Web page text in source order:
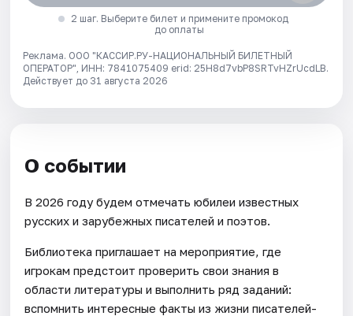
2 шаг. Выберите билет и примените промокод
до оплаты
Реклама. ООО "КАССИР.РУ-НАЦИОНАЛЬНЫЙ БИЛЕТНЫЙ
ОПЕРАТОР", ИНН: 7841075409 erid: 25H8d7vbP8SRTvHZrUcdLB.
Действует до 31 августа 2026
О событии
В 2026 году будем отмечать юбилеи известных
русских и зарубежных писателей и поэтов.
Библиотека приглашает на мероприятие, где
игрокам предстоит проверить свои знания в
области литературы и выполнить ряд заданий:
вспомнить интересные факты из жизни писателей-